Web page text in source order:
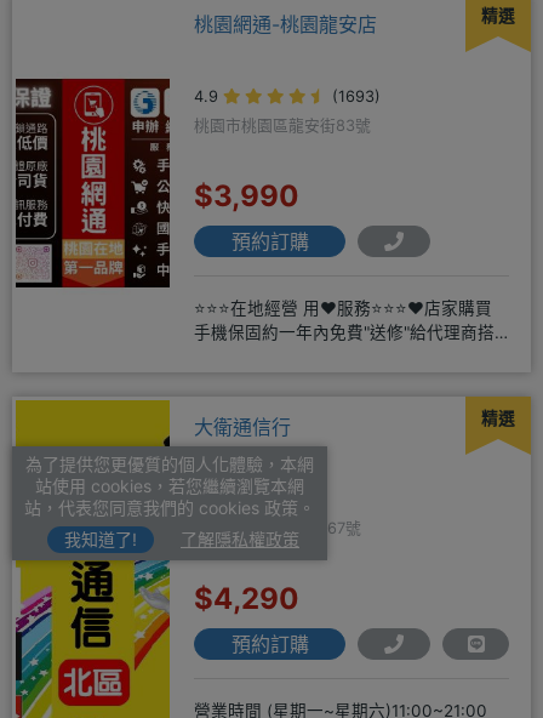
精選
桃園網通-桃園龍安店
4.9
(1693)
桃園市桃園區龍安街83號
$3,990
預約訂購
⭐⭐⭐在地經營 用❤️服務⭐⭐⭐❤️店家購買
手機保固約一年內免費"送修"給代理商搭
精選
大衛通信行
台中市北區英才路167號
$4,290
預約訂購
營業時間 (星期一~星期六)11:00~21:00
為了提供您更優質的個人化體驗，本網
站使用 cookies，若您繼續瀏覽本網
站，代表您同意我們的 cookies 政策。
我知道了!
了解隱私權政策